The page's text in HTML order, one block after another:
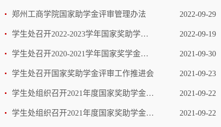
郑州工商学院国家助学金评审管理办法 2022-09-29
学生处召开2022-2023学年国家奖助学金评审工作动员会 2022-09-19
学生处召开2020-2021学年国家奖学金评审会议 2021-09-30
学生处召开国家奖助学金评审工作推进会 2021-09-23
学生处组织召开2021年度国家奖助学金评审工作部署会 2021-09-22
学生处组织召开2021年度国家奖助学金评审工作部署会 2021-09-22